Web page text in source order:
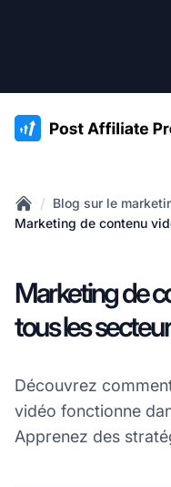
:site.title
Home
/ Blog sur le
Marketing de contenu
Marketing de
tous les
Découvrez
vidéo fonctionne
Apprenez des